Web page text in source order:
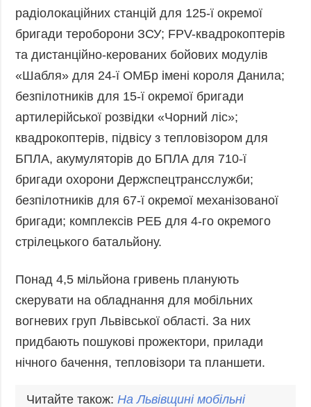
Інфографіка
Лонгріди
Новини
партнерів
Конференції
Офіційні
документи
Релізи
радіолокаційних станцій для 125-ї окремої
бригади тероборони ЗСУ; FPV-квадрокоптерів
та дистанційно-керованих бойових модулів
«Шабля» для 24-ї ОМБр імені короля Данила;
безпілотників для 15-ї окремої бригади
артилерійської розвідки «Чорний ліс»;
квадрокоптерів, підвісу з тепловізором для
БПЛА, акумуляторів до БПЛА для 710-ї
бригади охорони Держспецтрансслужби;
безпілотників для 67-ї окремої механізованої
бригади; комплексів РЕБ для 4-го окремого
стрілецького батальйону.
Понад 4,5 мільйона гривень планують
скерувати на обладнання для мобільних
вогневих груп Львівської області. За них
придбають пошукові прожектори, прилади
нічного бачення, тепловізори та планшети.
Читайте також:НаЛьвівщині мобільні